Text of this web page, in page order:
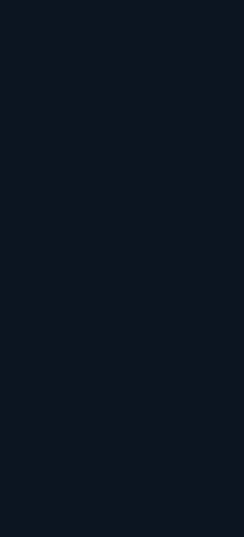
62 735-51-05 lub